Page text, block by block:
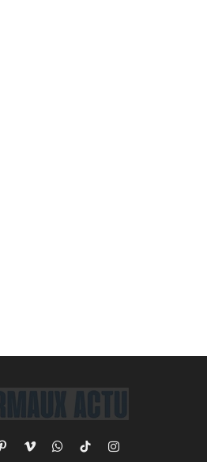
PinterestVimeoWhatsApp
TikTokInstagram